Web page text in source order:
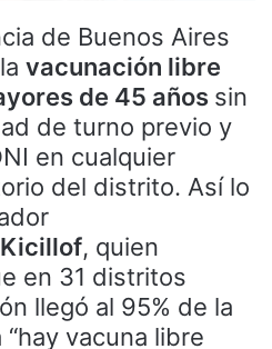
de Buenos Aires
vacunación libre
de 45 años sin
de turno previo y
en cualquier
del distrito. Así lo
, quien
en 31 distritos
llegó al 95% de la
vacuna libre